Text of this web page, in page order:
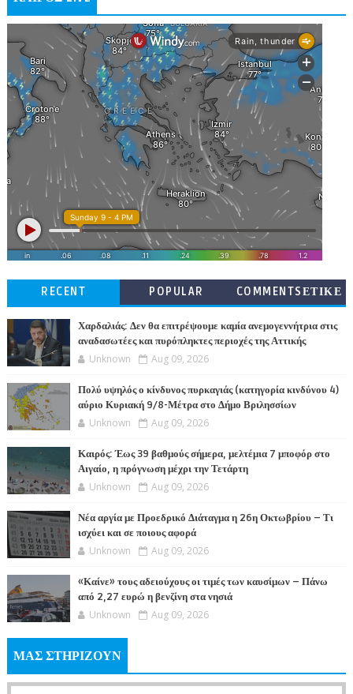
RECENT POPULAR
COMMENTSΕΤΙΚΕ
Χαρδαλιάς: Δεν θα επιτρέψουμε καμία ανεμογεννήτρια στις
αναδασωτέες και πυρόπληκτες περιοχές της Αττικής
Unknown Aug 09, 2026
Πολύ υψηλός ο κίνδυνος πυρκαγιάς (κατηγορία κινδύνου 4)
αύριο Κυριακή 9/8-Μέτρα στο Δήμο Βριλησσίων
Unknown Aug 09, 2026
Καιρός: Έως 39 βαθμούς σήμερα, μελτέμια 7 μποφόρ στο
Αιγαίο, η πρόγνωση μέχρι την Τετάρτη
Unknown Aug 09, 2026
Νέα αργία με Προεδρικό Διάταγμα η 26η Οκτωβρίου – Τι
ισχύει και σε ποιους αφορά
Unknown Aug 09, 2026
«Καίνε» τους αδειούχους οι τιμές των καυσίμων – Πάνω
από 2,27 ευρώ η βενζίνη στα νησιά
Unknown Aug 09, 2026
ΜΑΣ ΣΤΗΡΙΖΟΥΝ